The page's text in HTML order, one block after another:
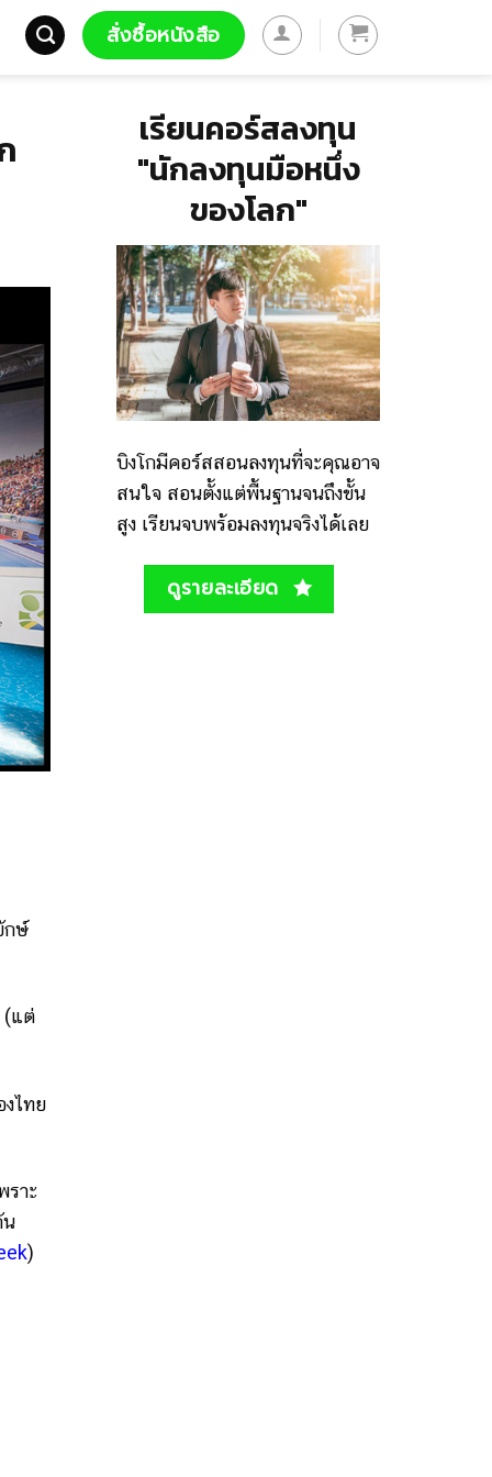
สั่งซื้อหนังสือ
กษ์
(แต่
ไทย
ราะ
น
)
เรียนคอร์สลงทุน
"นักลงทุนมือหนึ่ง
ของโลก"
บิงโกมีคอร์สสอนลงทุนที่จะคุณอาจ
สนใจ สอนตั้งแต่พื้นฐานจนถึงขั้น
สูง เรียนจบพร้อมลงทุนจริงได้เลย
ดูรายละเอียด